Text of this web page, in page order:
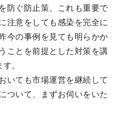
防ぐ防止策、これも重要で
注意をしても感染を完全に
今の事例を見ても明らかか
ことを前提とした対策を講
。
いても市場運営を継続して
ついて、まずお伺いをいた